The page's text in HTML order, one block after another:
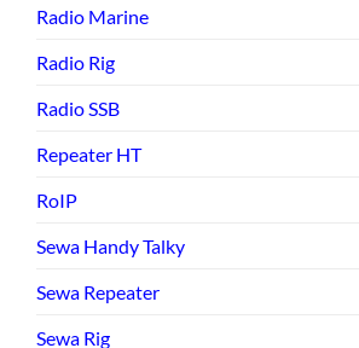
Radio Marine
Radio Rig
Radio SSB
Repeater HT
RoIP
Sewa Handy Talky
Sewa Repeater
Sewa Rig